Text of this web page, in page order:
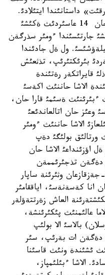
داستانئندا ايتئلادئ.
ال، ورتا عاسئر مذرالارئنداعئ الاشا حان 14 عاسئردئث ةكئشئ
ءبئرئنشئ جارتئسئندا ءومئر سذرگةن
ول ةل جادئندا
بئرئكتئرئپ، تذثعئش
قايراتكةر رةتئندة
الاشا حاننئث اكةسئ
ءبئرئنئث ةسئمئ قارا حان،
وعئز حان اتالعاندئعئ
الاشا حاننئث ءومئر
بولئگئ دةپ
اؤزئنداعئ الاشا حان
دةگةن تذجئرئممةن
وثئرئنة ساپار
كةسةنةسئ، اياققامئر
العاش زةرتتةؤلةر
عالئمنئث پئكئرئنشة،
بالاسئ الا بولئپ
دةگةن ات بةرئپ، سئر
ئشئندة ونئث قاسئنا
الاشا ءبئلئمپاز،